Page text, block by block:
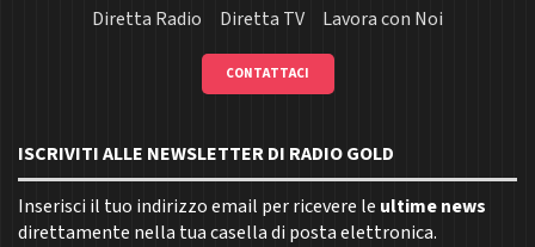
Diretta Radio
Diretta TV Lavora con Noi
CONTATTACI
ISCRIVITI ALLE NEWSLETTER DI RADIO GOLD
Inserisci il tuo indirizzo email per ricevere le ultime news
direttamente nella tua casella di posta elettronica.